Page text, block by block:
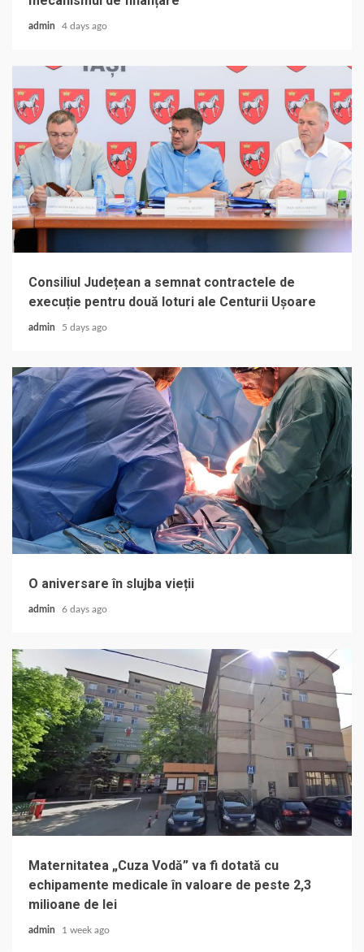
admin 4 days ago
Consiliul Județean a semnat contractele de
execuție pentru două loturi ale Centurii Ușoare
admin 5 days ago
O aniversare în slujba vieții
admin 6 days ago
Maternitatea „Cuza Vodă” va fi dotată cu
echipamente medicale în valoare de peste 2,3
milioane de lei
admin 1 week ago